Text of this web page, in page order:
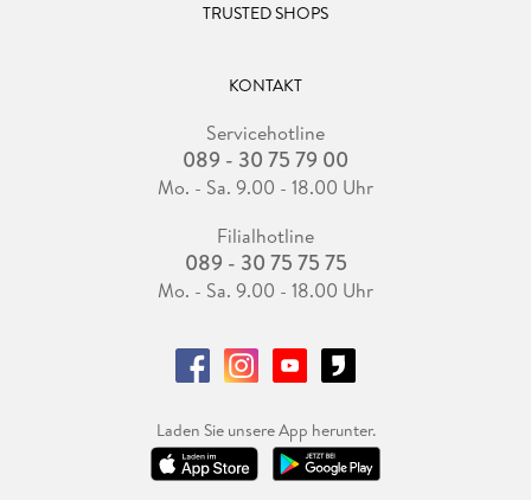
TRUSTED SHOPS
KONTAKT
Servicehotline
089 - 30 75 79 00
Mo. - Sa. 9.00 - 18.00 Uhr
Filialhotline
089 - 30 75 75 75
Mo. - Sa. 9.00 - 18.00 Uhr
Laden Sie unsere App herunter.